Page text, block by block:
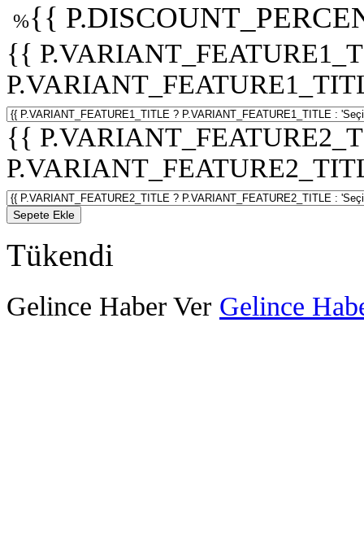
%{{
{{
{{
Sepete Ekle
Tükendi
Gelince Haber Ver Gelince